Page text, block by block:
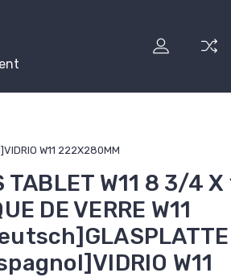
W11 222X280MM
W11 8 3/4 X
DE VERRE W11
W11